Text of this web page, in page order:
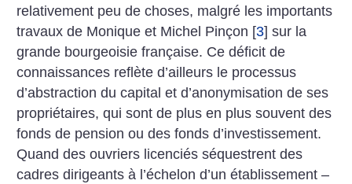
relativement peu de choses, malgré les importants
travaux de Monique et Michel Pinçon [3] sur la
grande bourgeoisie française. Ce déficit de
connaissances reflète d’ailleurs le processus
d’abstraction du capital et d’anonymisation de ses
propriétaires, qui sont de plus en plus souvent des
fonds de pension ou des fonds d’investissement.
Quand des ouvriers licenciés séquestrent des
cadres dirigeants à l’échelon d’un établissement –